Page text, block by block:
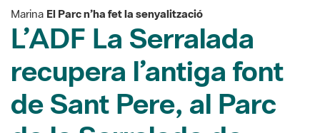
recupera l’antiga font
de Sant Pere, al Parc
de la Serralada de
Marina